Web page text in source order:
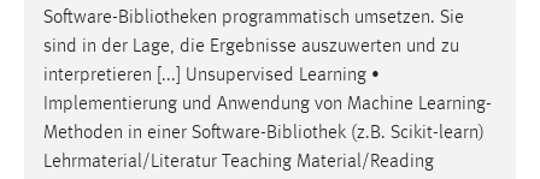
Software-Bibliotheken programmatisch umsetzen. Sie
sind in der Lage, die Ergebnisse auszuwerten und zu
interpretieren [...] Unsupervised Learning •
Implementierung und Anwendung von Machine Learning-
Methoden in einer Software-Bibliothek (z.B. Scikit-learn)
Lehrmaterial/Literatur Teaching Material/Reading